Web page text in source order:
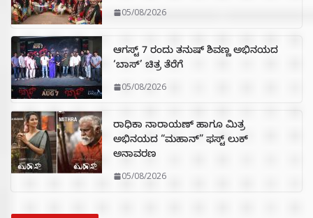
05/08/2026
ಆಗಸ್ಟ್ 7 ರಂದು ತನುಷ್ ಶಿವಣ್ಣ ಅಭಿನಯದ
‘ಬಾಸ್’ ಚಿತ್ರ ತೆರೆಗೆ
05/08/2026
ರಾಧಿಕಾ ನಾರಾಯಣ್ ಹಾಗೂ ಮಿತ್ರ
ಅಭಿನಯದ “ಮಹಾನ್” ಫಸ್ಟ್ ಲುಕ್
ಅನಾವರಣ
05/08/2026